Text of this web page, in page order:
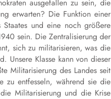
ausgefallen zu sein, die
erwarten? Die Funktion einer
und eine noch größere
sein. Die Zentralisierung der
sich zu militarisieren, was die
Unsere Klasse kann von dieser
Militarisierung des Landes seit
zu entfesseln, während sie die
Militarisierung und die Krise